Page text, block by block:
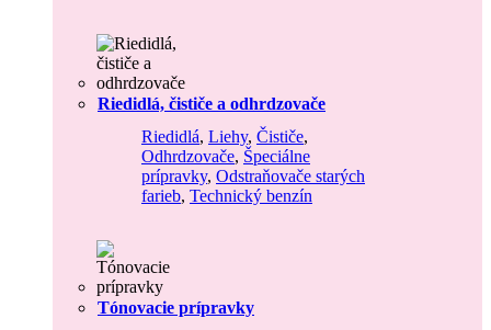
Riedidlá, čističe a odhrdzovače
Riedidlá, Liehy, Čističe,
Odhrdzovače, Špeciálne
prípravky, Odstraňovače starých
farieb, Technický benzín
Tónovacie prípravky